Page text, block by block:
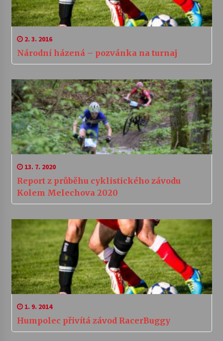
2. 3. 2016
Národní házená – pozvánka na turnaj
13. 7. 2020
Report z průběhu cyklistického závodu
Kolem Melechova 2020
1. 9. 2014
Humpolec přivítá závod RacerBuggy